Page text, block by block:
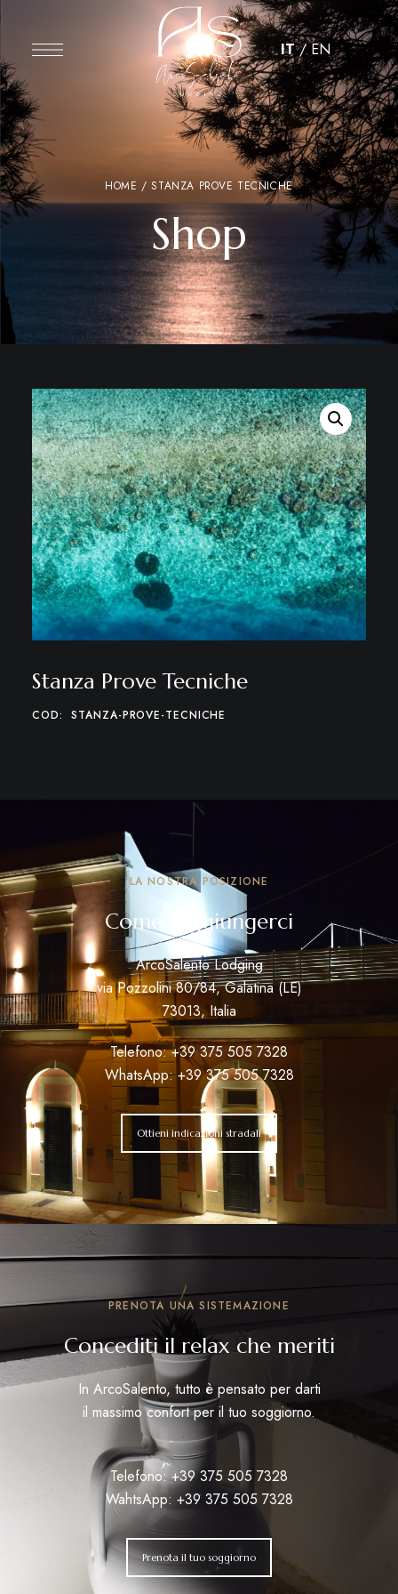
IT/EN
HOME / STANZA PROVE TECNICHE
Shop
Stanza Prove Tecniche
COD: STANZA-PROVE-TECNICHE
LA NOSTRA POSIZIONE
Come raggiungerci
ArcoSalento Lodging
via Pozzolini 80/84, Galatina (LE)
73013, Italia
Telefono:+39375 505 7328
WhatsApp:+39 375 505 7328
Ottieni indicazioni stradali
PRENOTA UNA SISTEMAZIONE
Concediti il relax che meriti
In ArcoSalento, tutto è pensato per darti
il massimo confort per il tuo soggiorno.
Telefono:+39375 505 7328
WahtsApp: +39 375 505 7328
Prenota il tuo soggiorno